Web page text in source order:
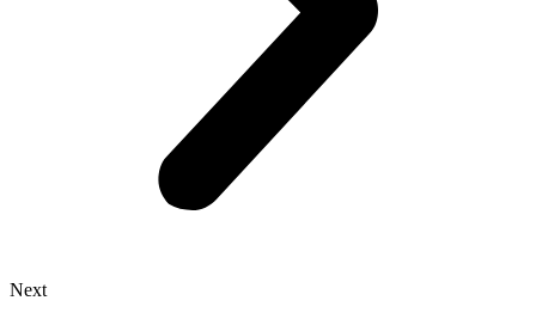
Next